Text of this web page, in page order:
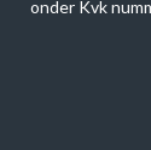
onder Kvk